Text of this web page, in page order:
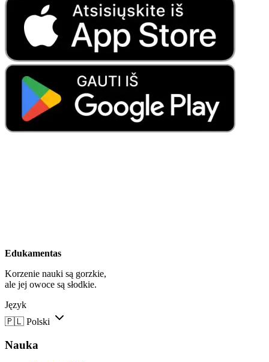
Edukamentas
Korzenie nauki są gorzkie,
ale jej owoce są słodkie.
Język
🇵🇱 Polski
Nauka